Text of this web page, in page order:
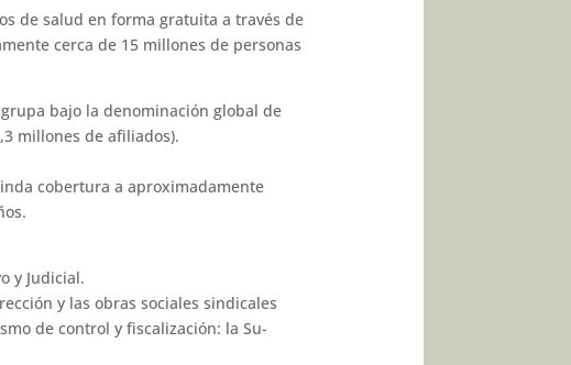
de salud en forma gratuita a través de
cerca de 15 millones de personas
bajo la denominación global de
millones de afiliados).
cobertura a aproximadamente
y Judicial.
y las obras sociales sindicales
de control y fiscalización: la Su­